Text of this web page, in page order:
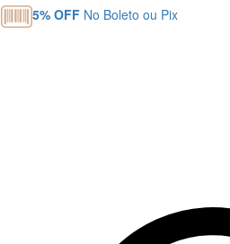
DESDE 1994 | OURIVES ESPECIALIZADOS